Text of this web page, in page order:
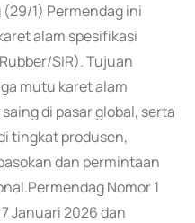
1) Permendag ini
alam spesifikasi
SIR). Tujuan
mutu karet alam
di pasar global, serta
tingkat produsen,
dan permintaan
Nomor 1
Januari 2026 dan